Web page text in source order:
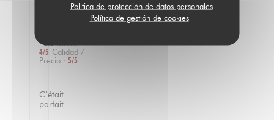
Política de protección de datos personales
Política de gestión de cookies
: 5/5 Menú:
4/5 Calidad /
Precio : 5/5
C’était
parfait